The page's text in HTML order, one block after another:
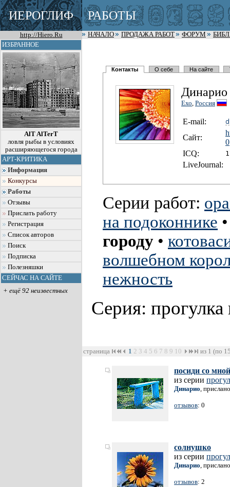
ИЕРОГЛИФ РАБОТЫ
http://Hiero.Ru НАЧАЛО ПРОДАЖА РАБОТ ФОРУМ
ИЗБРАННОЕ
AlT AlTerT
ловля рыбы в условиях
расширяющегося города
АРТ-КРИТИКА
Информация
Конкурсы
Работы
Отзывы
Прислать работу
Регистрация
Список авторов
Поиск
Подписка
Полезняшки
СЕЙЧАС НА САЙТЕ
+ ещё 92 неизвестных
Контакты О себе На сайте
Динарио
Ехо, Россия
E-mail:
Сайт:
0
ICQ:
LiveJournal:
Серии работ:
на подоконнике
городу •
волшебном
нежность
Серия:
страница 1 2 3 4 5 6 7 8 9 10 из 1 (по
посиди со мной
из серии
Динарио,
отзывов: 0
солнушко
из серии
Динарио,
отзывов: 2